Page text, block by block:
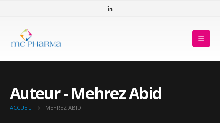
Auteur - Mehrez Abid
ACCUEIL MEHREZ ABID